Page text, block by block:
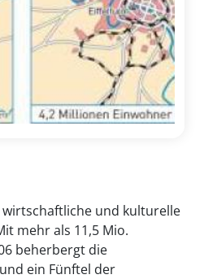
und kulturelle
mehr als 11,5 Mio.
beherbergt die
ein Fünftel der